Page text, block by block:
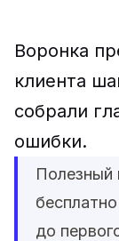
Воронка
клиента
собрали
ошибки.
Полезный
до